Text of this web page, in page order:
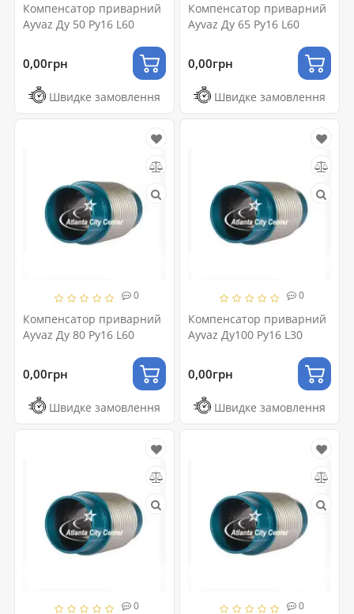
Компенсатор приварний
Ayvaz Ду 50 Ру16 L60
0,00грн
Швидке замовлення
Компенсатор приварний
Ayvaz Ду 65 Ру16 L60
0,00грн
Швидке замовлення
0
Компенсатор приварний
Ayvaz Ду 80 Ру16 L60
0,00грн
Швидке замовлення
0
Компенсатор приварний
Ayvaz Ду100 Ру16 L30
0,00грн
Швидке замовлення
0 0